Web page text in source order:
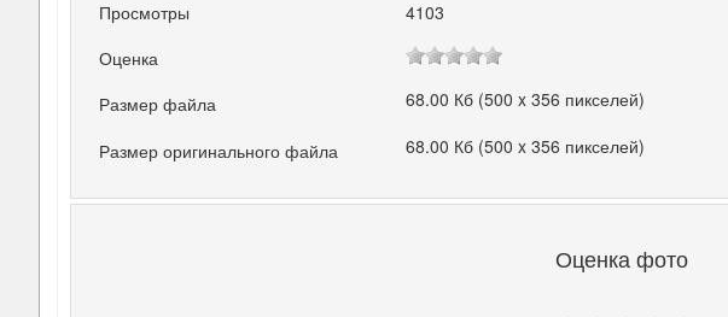
Просмотры
4103
Оценка
Размер файла
68.00 Кб (500 x 356 пикселей)
Размер оригинального файла 68.00 Кб (500 x 356 пикселей)
Оценка фото